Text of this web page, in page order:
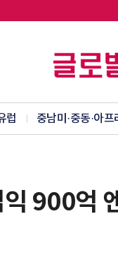
럽 중남미·중동·아프
900억